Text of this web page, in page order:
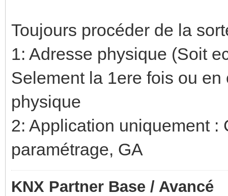
Toujours procéder de la
1: Adresse physique (Soit
Selement la 1ere fois ou
physique
2: Application uniquement
paramétrage, GA
KNX Partner Base / Avancé